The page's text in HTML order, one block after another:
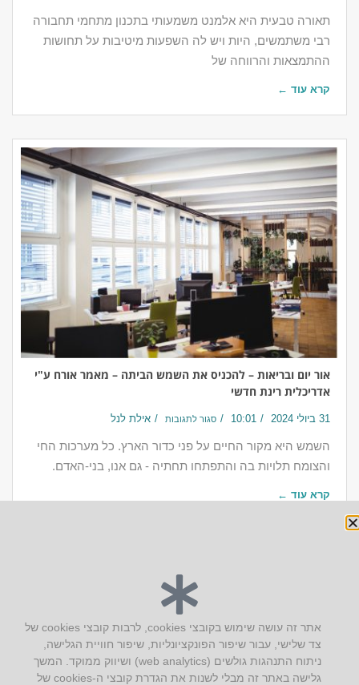
תאורה טבעית היא אלמנט משמעותי בתכנון מתחמי תחבורה
רבי משתמשים, היות ויש לה השפעות מיטיבות על תחושות
ההתמצאות והרווחה של
קרא עוד ←
אור יום ובריאות – להכניס את השמש הביתה – מאמר אורח ע"י
אדריכלית רינת חדשי
31 ביולי 2024 10:01 סגור לתגובות אילת לנל
השמש היא מקור החיים על פני כדור הארץ. כל מערכות החי
והצומח תלויות בה והתפתחו תחתיה - גם אנו, בני-האדם.
קרא עוד ←
אתר זה עושה שימוש בקובצי cookies, לרבות קובצי cookies של
צד שלישי, עבור שיפור הפונקציונליות, שיפור חוויית הגלישה,
ניתוח התנהגות גולשים (web analytics) ושיווק ממוקד. המשך
גלישה באתר זה מבלי לשנות את הגדרת קובצי ה-cookies של